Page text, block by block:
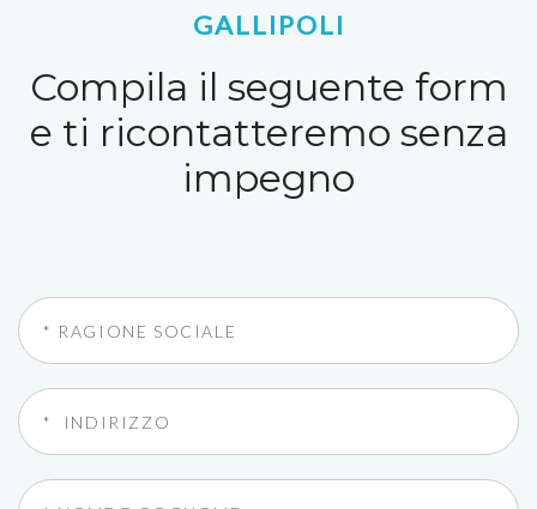
GALLIPOLI
Compila il seguente form
e ti ricontatteremo senza
impegno